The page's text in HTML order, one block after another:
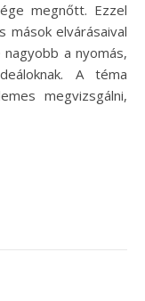
megnőtt. Ezzel
mások elvárásaival
a nyomás,
A téma
megvizsgálni,